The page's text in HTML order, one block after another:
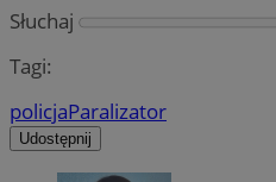
Słuchaj
Tagi:
policjaParalizator
Udostępnij